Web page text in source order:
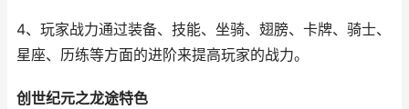
4、玩家战力通过装备、技能、坐骑、翅膀、卡牌、骑士、
星座、历练等方面的进阶来提高玩家的战力。
创世纪元之龙途特色